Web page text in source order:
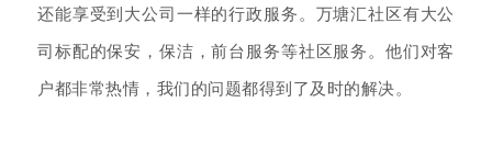
还能享受到大公司一样的行政服务。万塘汇社区有大公
司标配的保安，保洁，前台服务等社区服务。他们对客
户都非常热情，我们的问题都得到了及时的解决。